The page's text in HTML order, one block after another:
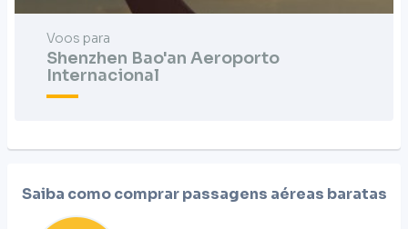
Voos para
Shenzhen Bao'an Aeroporto
Internacional
Saiba como comprar passagens aéreas baratas